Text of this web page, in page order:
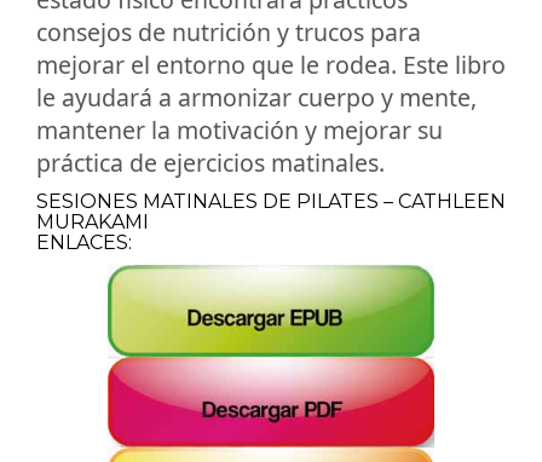
consejos de nutrición y trucos para
mejorar el entorno que le rodea. Este libro
le ayudará a armonizar cuerpo y mente,
mantener la motivación y mejorar su
práctica de ejercicios matinales.
SESIONES MATINALES DE PILATES – CATHLEEN
MURAKAMI
ENLACES: